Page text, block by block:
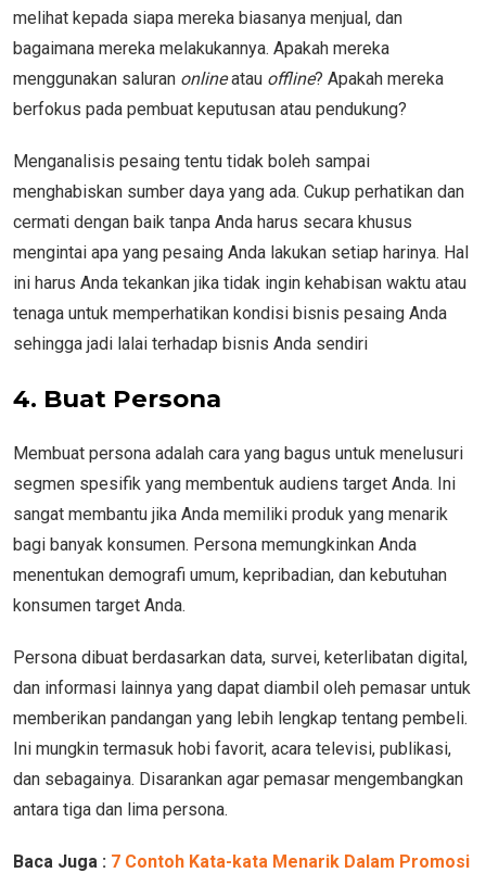
melihat kepada siapa mereka biasanya menjual, dan
bagaimana mereka melakukannya. Apakah mereka
menggunakan saluran onlineatau offline? Apakah mereka
berfokus pada pembuat keputusan atau pendukung?
Menganalisis pesaing tentu tidak boleh sampai
menghabiskan sumber daya yang ada. Cukup perhatikan dan
cermati dengan baik tanpa Anda harus secara khusus
mengintai apa yang pesaing Anda lakukan setiap harinya. Hal
ini harus Anda tekankan jika tidak ingin kehabisan waktu atau
tenaga untuk memperhatikan kondisi bisnis pesaing Anda
sehingga jadi lalai terhadap bisnis Anda sendiri
4. Buat Persona
Membuat persona adalah cara yang bagus untuk menelusuri
segmen spesifik yang membentuk audiens target Anda. Ini
sangat membantu jika Anda memiliki produk yang menarik
bagi banyak konsumen. Persona memungkinkan Anda
menentukan demografi umum, kepribadian, dan kebutuhan
konsumen target Anda.
Persona dibuat berdasarkan data, survei, keterlibatan digital,
dan informasi lainnya yang dapat diambil oleh pemasar untuk
memberikan pandangan yang lebih lengkap tentang pembeli.
Ini mungkin termasuk hobi favorit, acara televisi, publikasi,
dan sebagainya. Disarankan agar pemasar mengembangkan
antara tiga dan lima persona.
Baca Juga : 7 Contoh Kata-kata Menarik Dalam Promosi